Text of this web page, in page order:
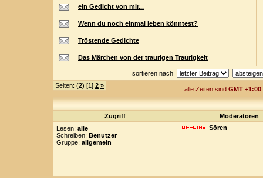
ein Gedicht von mir...
Wenn du noch einmal leben könntest?
Tröstende Gedichte
Das Märchen von der traurigen Traurigkeit
sortieren nach
Seiten: (2) [1] 2 » alle Zeiten sind GMT +1:00
Zugriff
Moderatoren
Lesen: alle
Schreiben: Benutzer
Gruppe: allgemein
Sören